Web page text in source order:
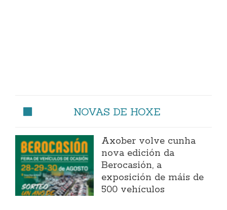
NOVAS DE HOXE
Axober volve cunha
nova edición da
Berocasión, a
exposición de máis de
500 vehículos